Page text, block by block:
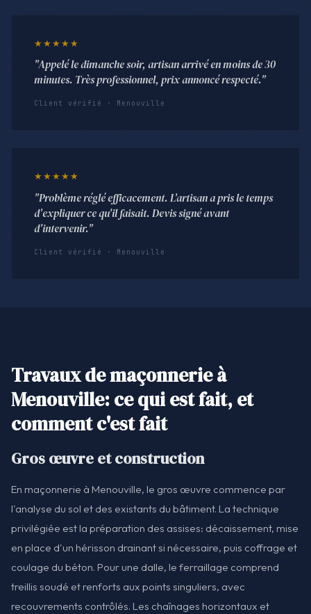
★★★★★
"Appelé le dimanche soir, artisan arrivé en moins de 30
minutes. Très professionnel, prix annoncé respecté."
Client vérifié · Menouville
★★★★★
"Problème réglé efficacement. L'artisan a pris le temps
d'expliquer ce qu'il faisait. Devis signé avant
d'intervenir."
Client vérifié · Menouville
Travaux de maçonnerie à
Menouville: ce qui est fait, et
comment c'est fait
Gros œuvre et construction
En maçonnerie à Menouville, le gros œuvre commence par
l'analyse du sol et des existants du bâtiment. La technique
privilégiée est la préparation des assises: décaissement, mise
en place d'un hérisson drainant si nécessaire, puis coffrage et
coulage du béton. Pour une dalle, le ferraillage comprend
treillis soudé et renforts aux points singuliers, avec
recouvrements contrôlés. Les chaînages horizontaux et